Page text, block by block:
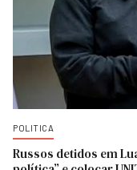
POLITICA
Russos detidos em